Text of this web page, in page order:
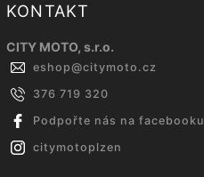
KONTAKT
CITY MOTO, s.r.o.
eshop@citymoto.cz
376 719 320
Podpořte nás na facebooku
citymotoplzen